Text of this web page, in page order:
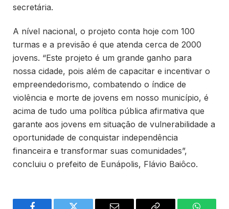
secretária.
A nível nacional, o projeto conta hoje com 100
turmas e a previsão é que atenda cerca de 2000
jovens. “Este projeto é um grande ganho para
nossa cidade, pois além de capacitar e incentivar o
empreendedorismo, combatendo o índice de
violência e morte de jovens em nosso município, é
acima de tudo uma política pública afirmativa que
garante aos jovens em situação de vulnerabilidade a
oportunidade de conquistar independência
financeira e transformar suas comunidades”,
concluiu o prefeito de Eunápolis, Flávio Baiôco.